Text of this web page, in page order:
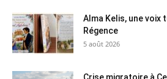
Alma Kelis, une voix
Régence
5 août 2026